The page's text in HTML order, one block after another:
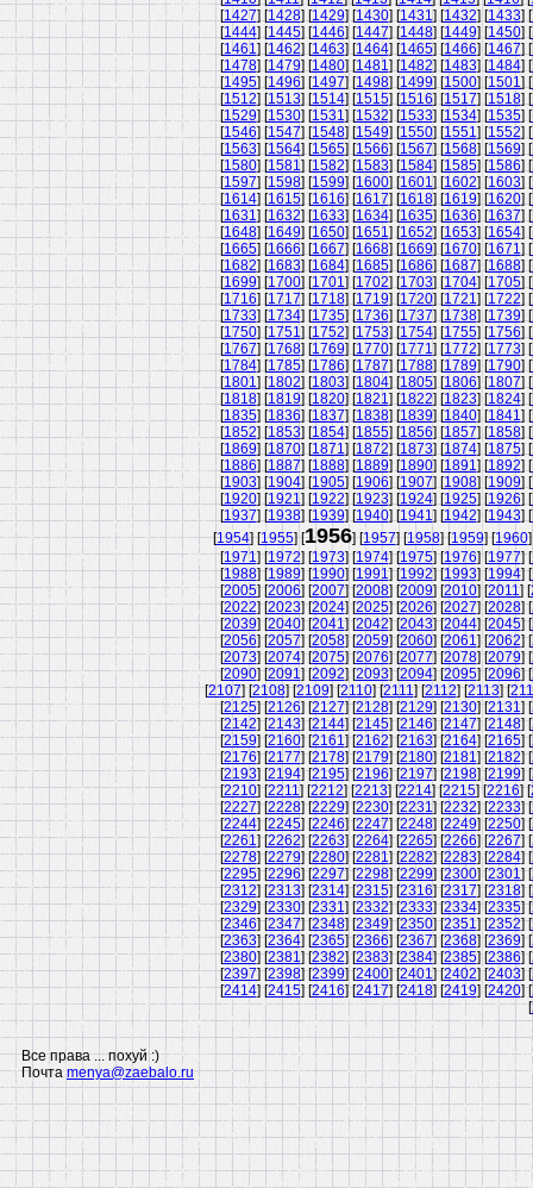
[1427] [1428] [1429] [1430] [1431] [1432] [1433] [
[1444] [1445] [1446] [1447] [1448] [1449] [1450] [
[1461] [1462] [1463] [1464] [1465] [1466] [1467] [
[1478] [1479] [1480] [1481] [1482] [1483] [1484] [
[1495] [1496] [1497] [1498] [1499] [1500] [1501] [
[1512] [1513] [1514] [1515] [1516] [1517] [1518] [
[1529] [1530] [1531] [1532] [1533] [1534] [1535] [
[1546] [1547] [1548] [1549] [1550] [1551] [1552] [
[1563] [1564] [1565] [1566] [1567] [1568] [1569] [
[1580] [1581] [1582] [1583] [1584] [1585] [1586] [
[1597] [1598] [1599] [1600] [1601] [1602] [1603] [
[1614] [1615] [1616] [1617] [1618] [1619] [1620] [
[1631] [1632] [1633] [1634] [1635] [1636] [1637] [
[1648] [1649] [1650] [1651] [1652] [1653] [1654] [
[1665] [1666] [1667] [1668] [1669] [1670] [1671] [
[1682] [1683] [1684] [1685] [1686] [1687] [1688] [
[1699] [1700] [1701] [1702] [1703] [1704] [1705] [
[1716] [1717] [1718] [1719] [1720] [1721] [1722] [
[1733] [1734] [1735] [1736] [1737] [1738] [1739] [
[1750] [1751] [1752] [1753] [1754] [1755] [1756] [
[1767] [1768] [1769] [1770] [1771] [1772] [1773] [
[1784] [1785] [1786] [1787] [1788] [1789] [1790] [
[1801] [1802] [1803] [1804] [1805] [1806] [1807] [
[1818] [1819] [1820] [1821] [1822] [1823] [1824] [
[1835] [1836] [1837] [1838] [1839] [1840] [1841] [
[1852] [1853] [1854] [1855] [1856] [1857] [1858] [
[1869] [1870] [1871] [1872] [1873] [1874] [1875] [
[1886] [1887] [1888] [1889] [1890] [1891] [1892] [
[1903] [1904] [1905] [1906] [1907] [1908] [1909] [
[1920] [1921] [1922] [1923] [1924] [1925] [1926] [
[1937] [1938] [1939] [1940] [1941] [1942] [1943] [
[1954] [1955] [1956] [1957] [1958] [1959] [1960
[1971] [1972] [1973] [1974] [1975] [1976] [1977] [
[1988] [1989] [1990] [1991] [1992] [1993] [1994] [
[2005] [2006] [2007] [2008] [2009] [2010] [2011] [
[2022] [2023] [2024] [2025] [2026] [2027] [2028] [
[2039] [2040] [2041] [2042] [2043] [2044] [2045] [
[2056] [2057] [2058] [2059] [2060] [2061] [2062] [
[2073] [2074] [2075] [2076] [2077] [2078] [2079] [
[2090] [2091] [2092] [2093] [2094] [2095] [2096] [
[2107] [2108] [2109] [2110] [2111] [2112] [2113] [
[2125] [2126] [2127] [2128] [2129] [2130] [2131] [
[2142] [2143] [2144] [2145] [2146] [2147] [2148] [
[2159] [2160] [2161] [2162] [2163] [2164] [2165] [
[2176] [2177] [2178] [2179] [2180] [2181] [2182] [
[2193] [2194] [2195] [2196] [2197] [2198] [2199] [
[2210] [2211] [2212] [2213] [2214] [2215] [2216] [
[2227] [2228] [2229] [2230] [2231] [2232] [2233] [
[2244] [2245] [2246] [2247] [2248] [2249] [2250] [
[2261] [2262] [2263] [2264] [2265] [2266] [2267] [
[2278] [2279] [2280] [2281] [2282] [2283] [2284] [
[2295] [2296] [2297] [2298] [2299] [2300] [2301] [
[2312] [2313] [2314] [2315] [2316] [2317] [2318] [
[2329] [2330] [2331] [2332] [2333] [2334] [2335] [
[2346] [2347] [2348] [2349] [2350] [2351] [2352] [
[2363] [2364] [2365] [2366] [2367] [2368] [2369] [
[2380] [2381] [2382] [2383] [2384] [2385] [2386] [
[2397] [2398] [2399] [2400] [2401] [2402] [2403] [
[2414] [2415] [2416] [2417] [2418] [2419] [2420] [
[
Все права ... похуй :)
Почтаmenya@zaebalo.ru